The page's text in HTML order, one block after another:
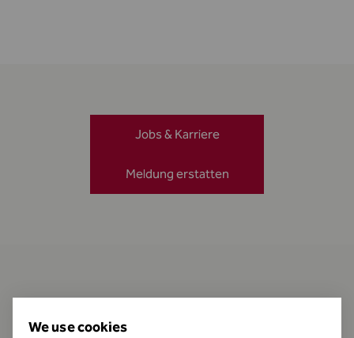
Jobs & Karriere
Meldung erstatten
We use cookies